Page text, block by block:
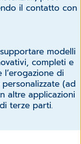
il contatto con
modelli
completi e
di
(ad
altre applicazioni
terze parti.